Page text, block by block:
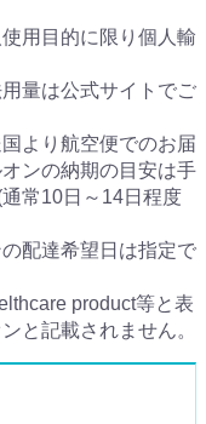
用目的に限り個人輸
量は公式サイトでご
より航空便でのお届
ンの納期の目安は手
常10日～14日程度
配達希望日は指定で
product等と表
と記載されません。